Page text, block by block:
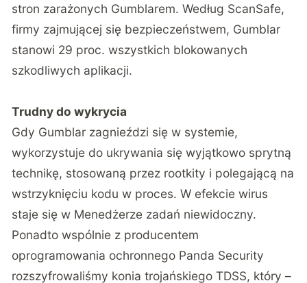
stron zarażonych Gumblarem. Według ScanSafe,
firmy zajmującej się bezpieczeństwem, Gumblar
stanowi 29 proc. wszystkich blokowanych
szkodliwych aplikacji.
Trudny do wykrycia
Gdy Gumblar zagnieździ się w systemie,
wykorzystuje do ukrywania się wyjątkowo sprytną
technikę, stosowaną przez rootkity i polegającą na
wstrzyknięciu kodu w proces. W efekcie wirus
staje się w Menedżerze zadań niewidoczny.
Ponadto wspólnie z producentem
oprogramowania ochronnego Panda Security
rozszyfrowaliśmy konia trojańskiego TDSS, który –